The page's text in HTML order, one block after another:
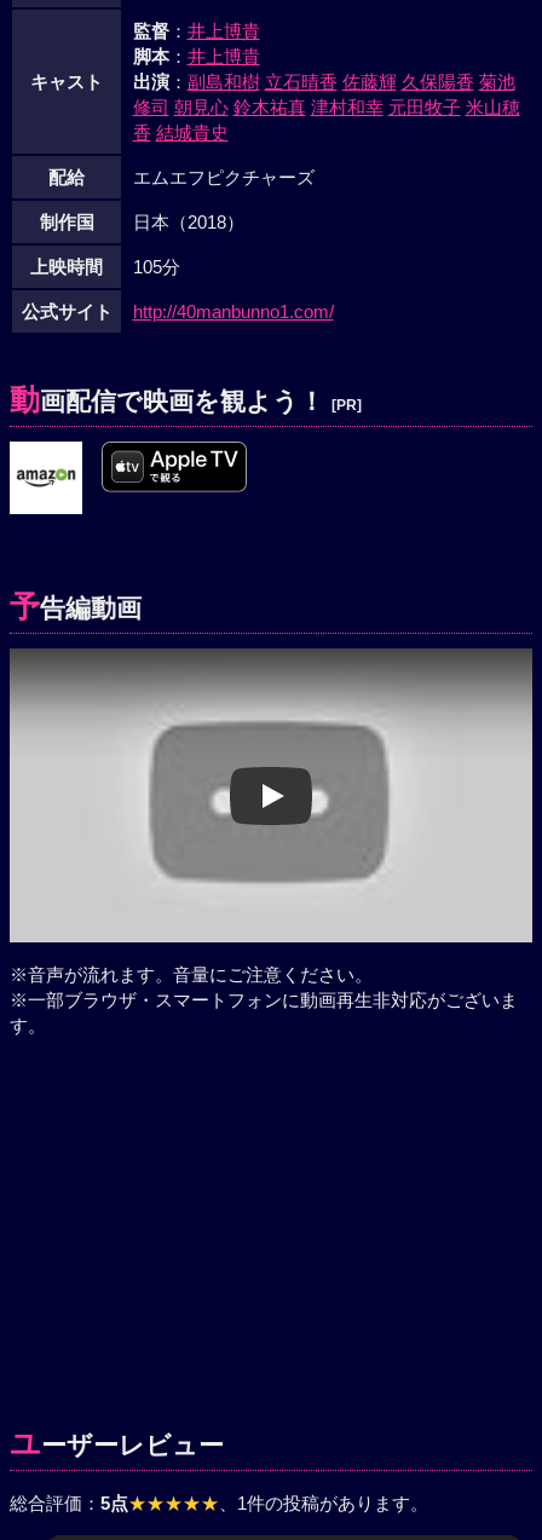
キャスト
監督： 井上博貴
脚本： 井上博貴
出演： 副島和樹 立石晴香 佐藤輝 久保陽香 菊池
修司 朝見心 鈴木祐真 津村和幸 元田牧子 米山穂
香 結城貴史
配給 エムエフピクチャーズ
制作国 日本（2018）
上映時間 105分
公式サイト http://40manbunno1.com/
動画配信で映画を観よう！ [PR]
予告編動画
Play
※音声が流れます。音量にご注意ください。
※一部ブラウザ・スマートフォンに動画再生非対応がございま
す。
ユーザーレビュー
総合評価： 5点★★★★★ 、1件の投稿があります。